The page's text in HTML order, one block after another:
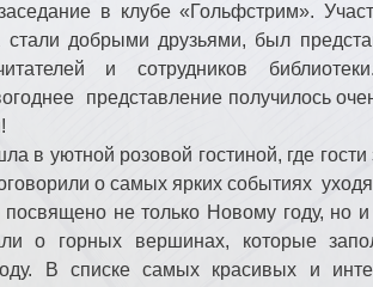
в клубе «Гольфстрим».
добрыми друзьями, был
и сотрудников
представление получилось
в уютной розовой гостиной, где
о самых ярких событиях
посвящено не только Новому году,
о горных вершинах, которые
В списке самых красивых и